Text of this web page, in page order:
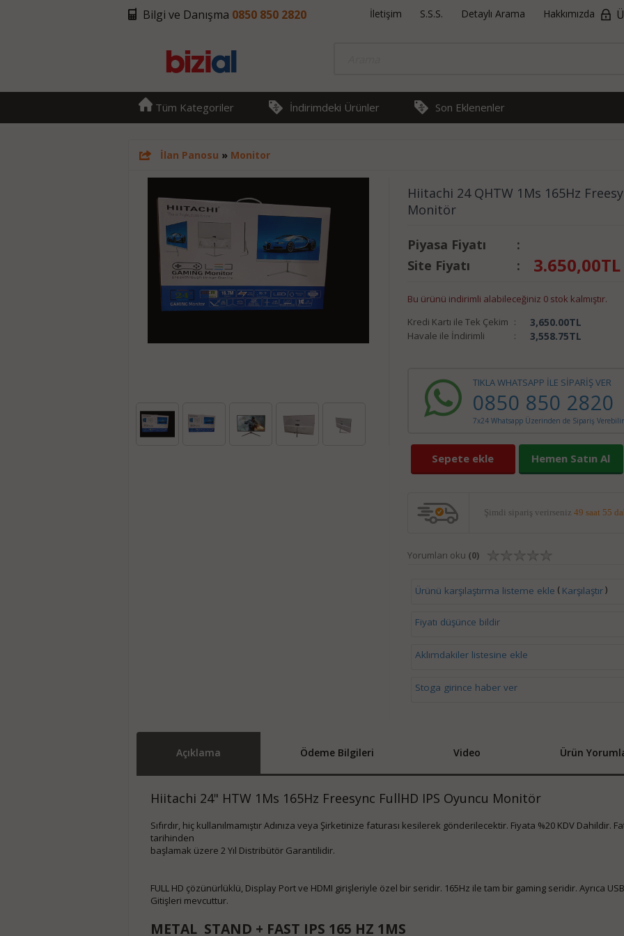
Bilgi ve Danışma 0850 850 2820 İletişim S.S.S. Detaylı Arama Hakkımızda
Tüm Kategoriler İndirimdeki Ürünler Son Eklenenler
İlan Panosu » Monitor
Hiitachi 24 QHTW 1Ms 165Hz
Monitör
Piyasa Fiyatı
:
Site Fiyatı
: 3.650,00TL
Bu ürünü indirimli alabileceğiniz 0 stok kalmıştır.
Kredi Kartı ile Tek Çekim : 3,650.00TL
Havale ile İndirimli : 3,558.75TL
TIKLA WHATSAPP İLE SİPARİŞ VER
0850 850 2820
7x24 Whatsapp Üzerinden de Sipariş
Sepete ekle Hemen Satın Al
Şimdi sipariş verirseniz 49 saat 55
Yorumları oku (0)
Ürünü karşılaştırma listeme ekle ( Karşılaştır)
Fiyatı düşünce bildir
Aklımdakiler listesine ekle
Stoga girince haber ver
Açıklama Ödeme Bilgileri Video Ürün
Hiitachi 24" HTW 1Ms 165Hz Freesync FullHD IPS Oyuncu Monitör
Sıfırdır, hiç kullanılmamıştır Adınıza veya Şirketinize faturası kesilerek gönderilecektir. Fiyata %20 KDV Dahildir.
tarihinden
başlamak üzere 2 Yıl Distribütör Garantilidir.
FULL HD çözünürlüklü, Display Port ve HDMI girişleriyle özel bir seridir. 165Hz ile tam bir gaming seridir. Ayrıca
Gitişleri mevcuttur.
METAL STAND + FAST IPS 165 HZ 1MS